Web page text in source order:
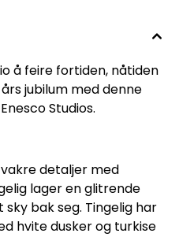
å feire fortiden, nåtiden
jubilum med denne
Studios.
detaljer med
lager en glitrende
bak seg. Tingelig har
hvite dusker og turkise